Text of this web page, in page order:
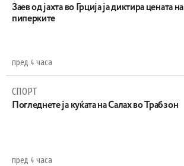
Заев од јахта во Грција ја диктира цената на
пиперките
пред 4 часа
СПОРТ
Погледнете ја куќата на Салах во Трабзон
пред 4 часа